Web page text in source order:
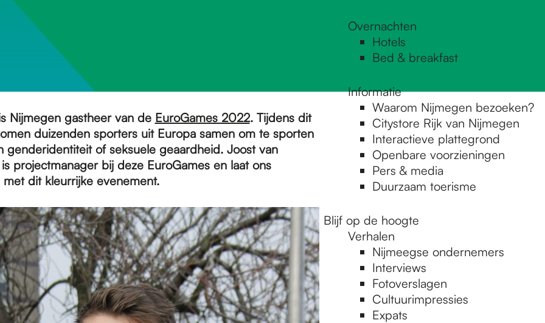
Overnachten
Hotels
Bed & breakfast
Informatie
Waarom Nijmegen bezoeken?
Citystore Rijk van Nijmegen
Interactieve plattegrond
Openbare voorzieningen
Pers & media
Duurzaam toerisme
Blijf op de hoogte
Verhalen
Nijmeegse ondernemers
Interviews
Fotoverslagen
Cultuurimpressies
Expats
Nijmegen gastheer van de EuroGames 2022. Tijdens dit
duizenden sporters uit Europa samen om te sporten
genderidentiteit of seksuele geaardheid. Joost van
projectmanager bij deze EuroGames en laat ons
met dit kleurrijke evenement.